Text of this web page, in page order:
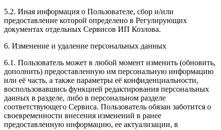
5.2. Иная информация о Пользователе, сбор и/или
предоставление которой определено в Регулирующих
документах отдельных Сервисов ИП Козлова.
6. Изменение и удаление персональных данных
6.1. Пользователь может в любой момент изменить (обновить,
дополнить) предоставленную им персональную информацию
или её часть, а также параметры её конфиденциальности,
воспользовавшись функцией редактирования персональных
данных в разделе, либо в персональном разделе
соответствующего Сервиса. Пользователь обязан заботится о
своевременности внесения изменений в ранее
предоставленную информацию, ее актуализации, в